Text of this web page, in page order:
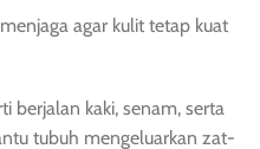
agar kulit tetap kuat
berjalan kaki, senam, serta
tubuh mengeluarkan zat-